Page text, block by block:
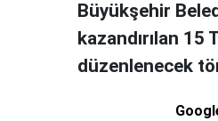
Büyükşehir
kazandırılan 15
düzenlenecek